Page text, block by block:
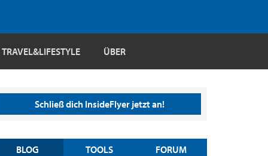
TRAVEL&LIFESTYLE ÜBER
Schließ dich InsideFlyer jetzt an!
BLOG TOOLS FORUM